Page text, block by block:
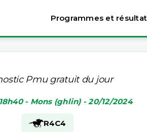
Programmes et
Pmu gratuit du jour
- Mons (ghlin) - 20/12/2024
R4C4